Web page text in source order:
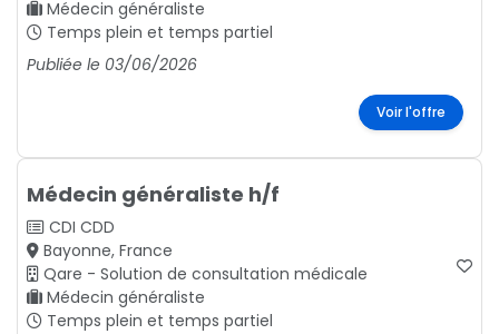
Médecin généraliste
Temps plein et temps partiel
Publiée le 03/06/2026
Voir l'offre
Médecin généraliste h/f
CDI CDD
Bayonne, France
Qare - Solution de consultation médicale
Médecin généraliste
Temps plein et temps partiel